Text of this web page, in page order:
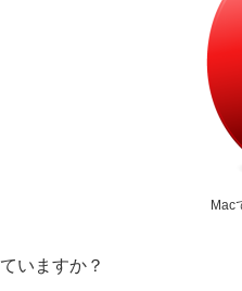
Mac
いますか？